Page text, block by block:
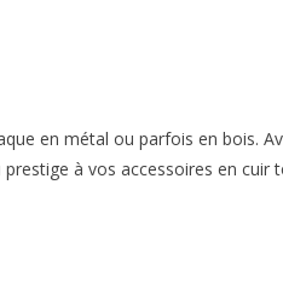
en métal ou parfois en bois.
à vos accessoires en